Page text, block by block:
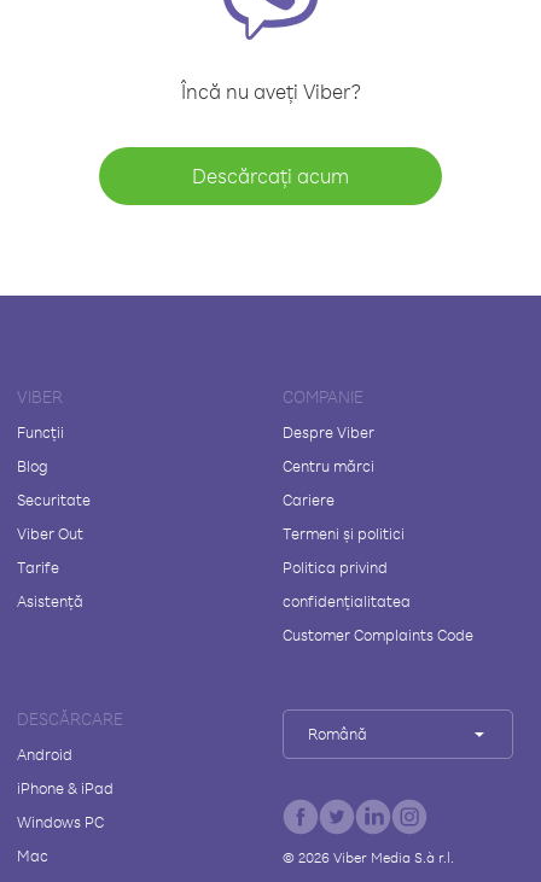
Încă nu aveți Viber?
Descărcați acum
VIBER
Funcții
Blog
Securitate
Viber Out
Tarife
Asistență
COMPANIE
Despre Viber
Centru mărci
Cariere
Termeni și politici
Politica privind
confidențialitatea
Customer Complaints Code
DESCĂRCARE
Android
iPhone & iPad
Windows PC
Mac
Română
© 2026Viber Media S.à r.l.